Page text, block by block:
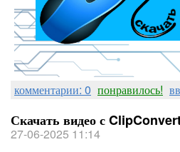
комментарии: 0 понравилось!
Скачать видео с
27-06-2025 11:14